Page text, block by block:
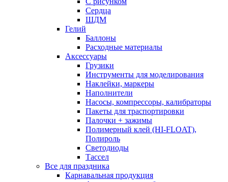
Сердца
ШДМ
Гелий
Баллоны
Расходные материалы
Аксессуары
Грузики
Инструменты для моделирования
Наклейки, маркеры
Наполнители
Насосы, компрессоры, калибраторы
Пакеты для траспортировки
Палочки + зажимы
Полимерный клей (HI-FLOAT),
Полироль
Светодиоды
Тассел
Все для праздника
Карнавальная продукция